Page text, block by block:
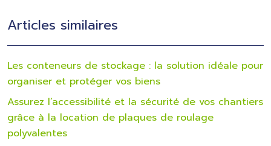
Articles similaires
Les conteneurs de stockage : la solution idéale pour
organiser et protéger vos biens
Assurez l’accessibilité et la sécurité de vos chantiers
grâce à la location de plaques de roulage
polyvalentes